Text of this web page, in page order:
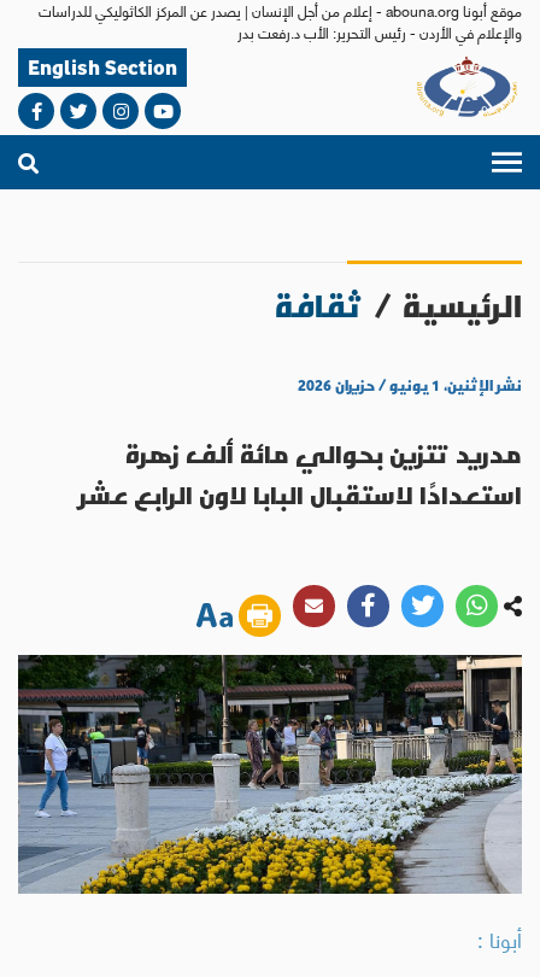
موقع أبونا abouna.org - إعلام من أجل الإنسان | يصدر عن المركز الكاثوليكي للدراسات
والإعلام في الأردن - رئيس التحرير: الأب د.رفعت بدر
English Section
الرئيسية / ثقافة
نشر الإثنين، ١ يونيو / حزيران ٢٠٢٦
مدريد تتزين بحوالي مائة ألف زهرة
استعدادًا لاستقبال البابا لاون الرابع عشر
أبونا :